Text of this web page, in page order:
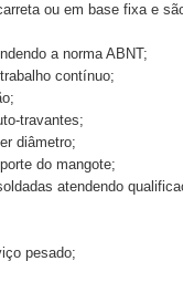
ou em base fixa e
a norma ABNT;
contínuo;
travantes;
diâmetro;
do mangote;
atendendo
pesado;